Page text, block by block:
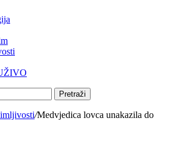
Pretraži
/Medvjedica lovca unakazila do